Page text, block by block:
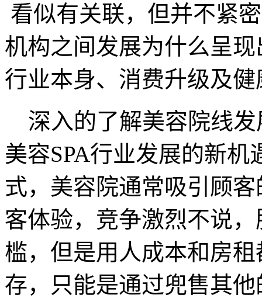
看似有关联，但并不紧
机构之间发展为什么呈
行业本身、消费升级及
深入的了解美容院线发
美容SPA行业发展的新
式，美容院通常吸引顾
客体验，竞争激烈不说
槛，但是用人成本和房
存，只能是通过兜售其